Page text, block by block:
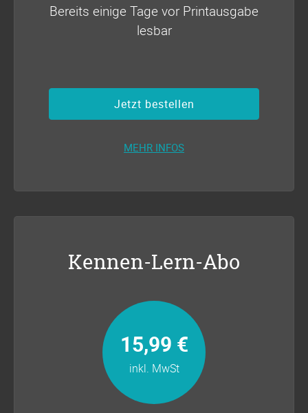
Bereits einige Tage vor Printausgabe
lesbar
Jetzt bestellen
MEHR INFOS
Kennen-Lern-Abo
15,99 €
inkl. MwSt